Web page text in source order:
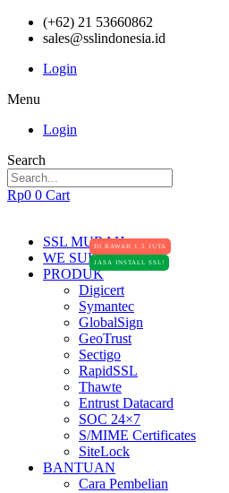
(+62) 21 53660862
sales@sslindonesia.id
Login
Menu
Login
Search
Rp0 0 Cart
DI BAWAH 1.5 JUTA
SSL MURAH
JASA INSTALL SSL!
WE SUPPORT
PRODUK
Digicert
Symantec
GlobalSign
GeoTrust
Sectigo
RapidSSL
Thawte
Entrust Datacard
SOC 24×7
S/MIME Certificates
SiteLock
BANTUAN
Cara Pembelian